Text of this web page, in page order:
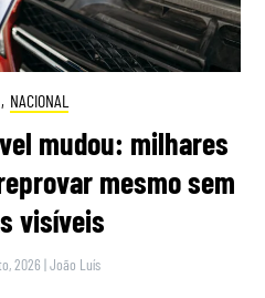
, NACIONAL
mudou: milhares
mesmo sem
visíveis
2026 |João Luís